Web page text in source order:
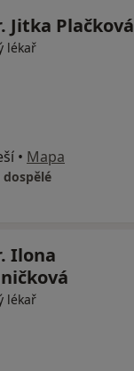
Jitka Plačková
lékař
• Mapa
Ilona
lékař